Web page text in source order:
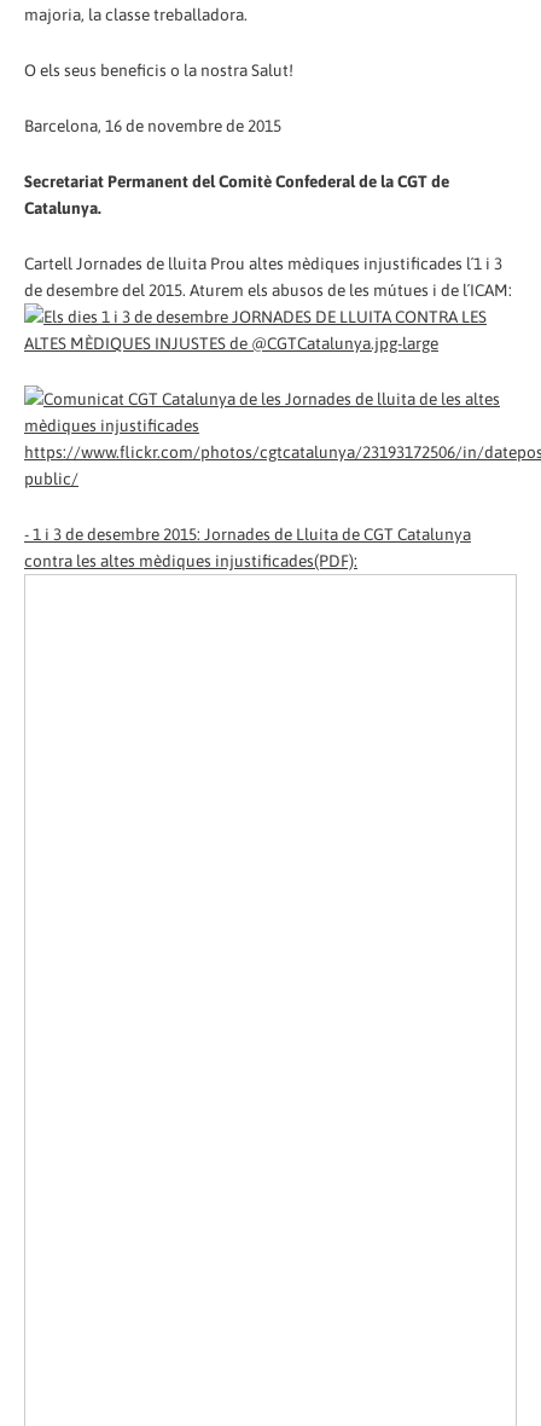
majoria, la classe treballadora.
O els seus beneficis o la nostra Salut!
Barcelona, 16 de novembre de 2015
Secretariat Permanent del Comitè Confederal de la CGT de
Catalunya.
Cartell Jornades de lluita Prou altes mèdiques injustificades l´1 i 3
de desembre del 2015. Aturem els abusos de les mútues i de l´ICAM:
https://www.flickr.com/photos/cgtcatalunya/23193172506/in/
public/
- 1 i 3 de desembre 2015: Jornades de Lluita de CGT Catalunya
contra les altes mèdiques injustificades(PDF):